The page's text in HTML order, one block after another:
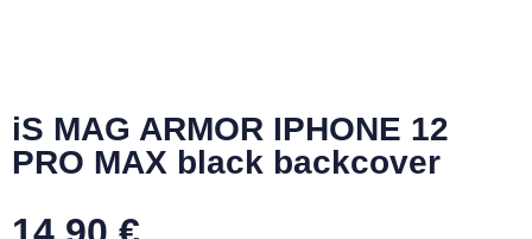
iS MAG ARMOR IPHONE 12
PRO MAX black backcover